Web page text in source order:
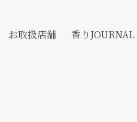
お取扱店舗 香りJOURNAL